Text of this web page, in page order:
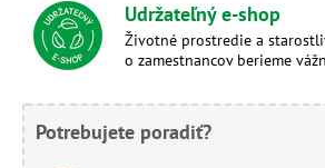
Udržateľný e-shop
Životné prostredie a
o zamestnancov berieme
Potrebujete poradiť?